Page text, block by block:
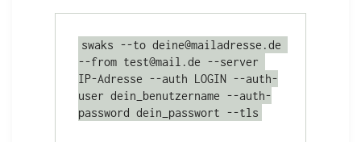
swaks --to deine@mailadresse.de
--from test@mail.de --server
IP-Adresse --auth LOGIN --auth-
user dein_benutzername --auth-